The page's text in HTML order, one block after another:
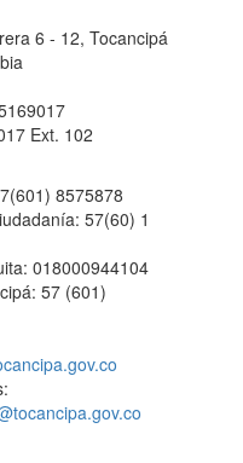
6 - 12, Tocancipá
Ext. 102
8575878
57(60) 1
018000944104
57 (601)